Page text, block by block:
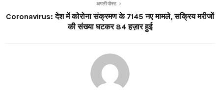
अगली पोस्ट
Coronavirus: देश में कोरोना संक्रमण के 7145 नए मामले, सक्रिय मरीजों
की संख्या घटकर 84 हज़ार हुई